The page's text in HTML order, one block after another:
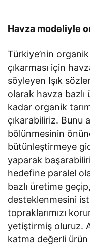
Havza modeliyle
Türkiye’nin
çıkarması için
söyleyen Işık
olarak havza bazlı
kadar organik
çıkarabiliriz. Bunu
bölünmesinin
bütünleştirmeye
yaparak
hedefine paralel
bazlı üretime
desteklenmesini
topraklarımızı
yetiştirmiş oluruz.
katma değerli ürün